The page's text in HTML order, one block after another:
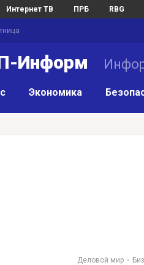
Интернет ТВ ПРБ RBG
Информ
Экономика
Деловой мир